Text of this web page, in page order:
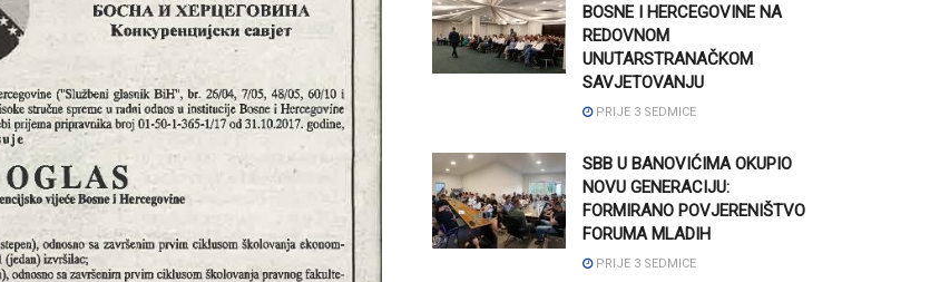
BOSNE I HERCEGOVINE NA
REDOVNOM
UNUTARSTRANAČKOM
SAVJETOVANJU
PRIJE 3 SEDMICE
SBB U BANOVIĆIMA OKUPIO
NOVU GENERACIJU:
FORMIRANO POVJERENIŠTVO
FORUMA MLADIH
PRIJE 3 SEDMICE